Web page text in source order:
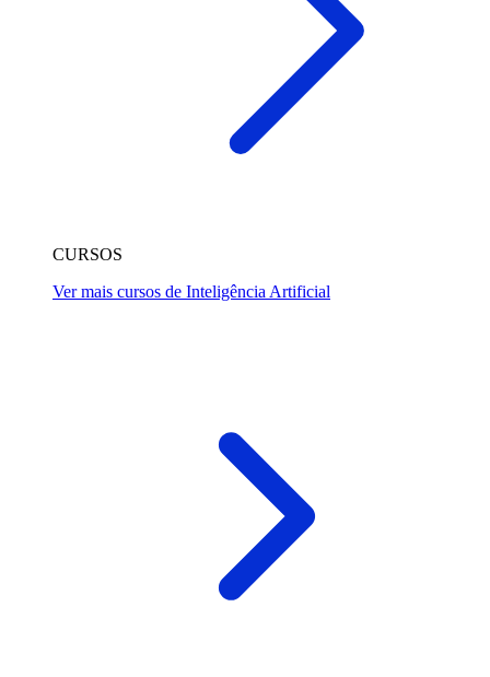
CURSOS
Ver mais cursos de Inteligência Artificial